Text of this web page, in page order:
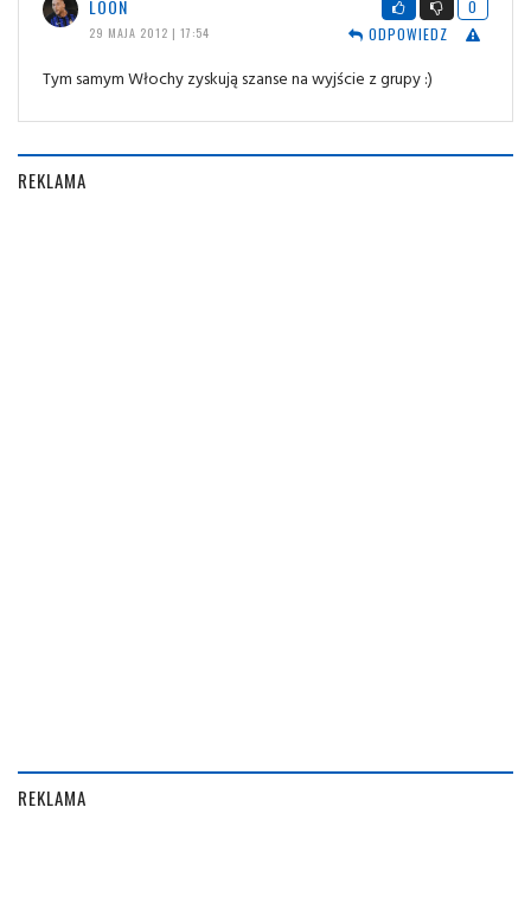
LOON
29 MAJA 2012 | 17:54
0
ODPOWIEDZ
Tym samym Włochy zyskują szanse na wyjście z grupy :)
REKLAMA
REKLAMA